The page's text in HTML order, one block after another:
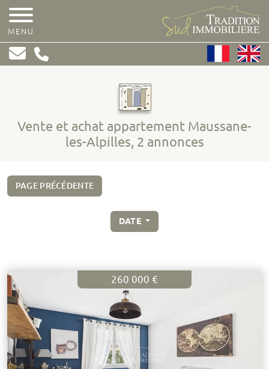
MENU
Vente et achat appartement Maussane-
les-Alpilles, 2 annonces
PAGE PRÉCÉDENTE
DATE
260 000 €